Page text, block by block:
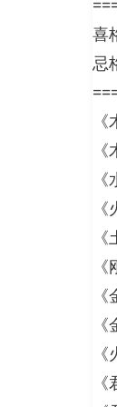
喜
忌